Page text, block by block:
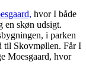
hvor I både
en skøn udsigt.
i parken
til Skovmøllen. Får I
Moesgaard, hvor